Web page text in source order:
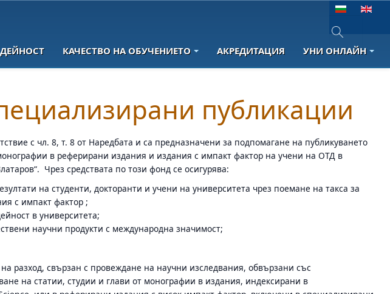
Изберете език
Type 2 or
КАЧЕСТВО НА ОБУЧЕНИЕТО АКРЕДИТАЦИЯ УНИ ОНЛАЙН
публикации
с чл. 8, т. 8 от Наредбата и са предназначени за подпомагане на публикуването
в реферирани издания и издания с импакт фактор на учени на ОТД в
Чрез средствата по този фонд се осигурява:
на студенти, докторанти и учени на университета чрез поемане на такса за
с импакт фактор ;
в университета;
научни продукти с международна значимост;
разход, свързан с провеждане на научни изследвания, обвързани със
на статии, студии и глави от монографии в издания, индексирани в